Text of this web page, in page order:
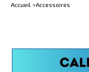
Accueil >Accessoires